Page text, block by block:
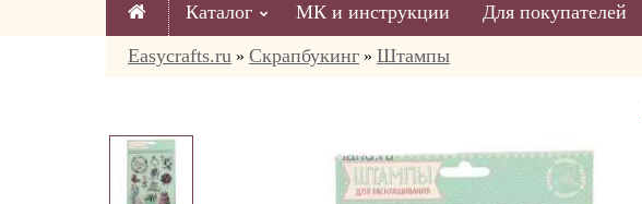
Каталог МК и инструкции Для покупателей
Easycrafts.ru » Скрапбукинг » Штампы